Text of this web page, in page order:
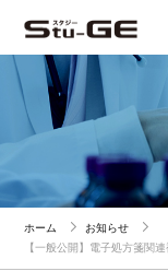
ホーム
お知らせ
【一般公開】電子処方箋関